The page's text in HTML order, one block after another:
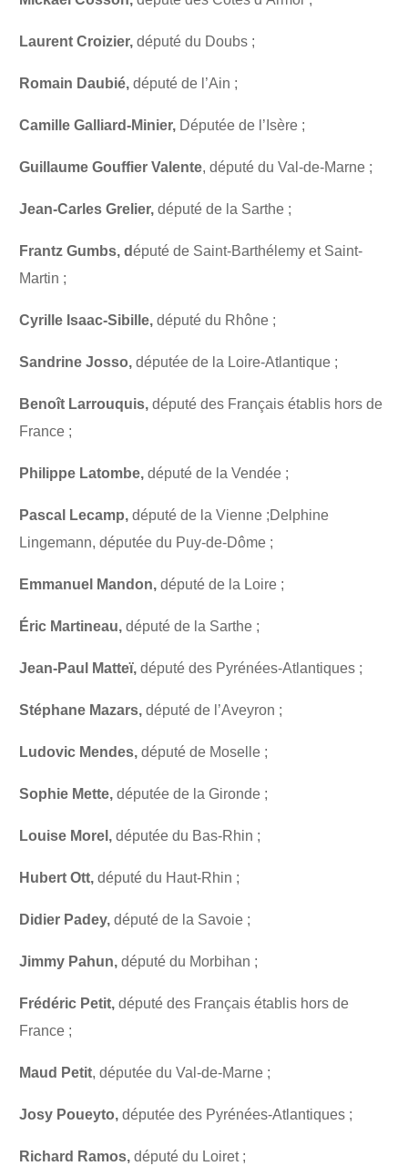
Laurent Croizier, député du Doubs ;
Romain Daubié, député de l’Ain ;
Camille Galliard-Minier, Députée de l’Isère ;
Guillaume Gouffier Valente, député du Val-de-Marne ;
Jean-Carles Grelier, député de la Sarthe ;
Frantz Gumbs, député de Saint-Barthélemy et Saint-
Martin ;
Cyrille Isaac-Sibille,député du Rhône ;
Sandrine Josso,députée de la Loire-Atlantique ;
Benoît Larrouquis,député des Français établis hors de
France ;
Philippe Latombe, député de la Vendée ;
Pascal Lecamp,député de la Vienne ;Delphine
Lingemann, députée du Puy-de-Dôme ;
Emmanuel Mandon,député de la Loire ;
Éric Martineau, député de la Sarthe ;
Jean-Paul Matteï,député des Pyrénées-Atlantiques ;
Stéphane Mazars, député de l’Aveyron ;
Ludovic Mendes, député de Moselle ;
Sophie Mette, députée de la Gironde ;
Louise Morel, députée du Bas-Rhin ;
Hubert Ott, député du Haut-Rhin ;
Didier Padey, député de la Savoie ;
Jimmy Pahun, député du Morbihan ;
Frédéric Petit, député des Français établis hors de
France ;
Maud Petit, députée du Val-de-Marne ;
Josy Poueyto,députée des Pyrénées-Atlantiques ;
Richard Ramos,député du Loiret ;